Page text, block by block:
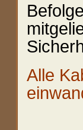
Alle